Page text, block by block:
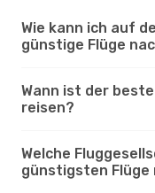
Wie kann ich auf
günstige Flüge
Wann ist der
reisen?
Welche
günstigsten Flüge